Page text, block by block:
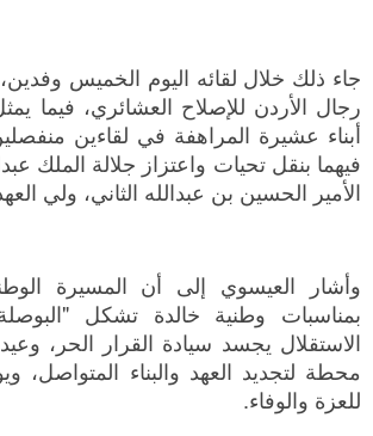
جاء ذلك خلال لقائه اليوم الخميس
رجال الأردن للإصلاح العشائري، فيما
أبناء عشيرة المراهفة في لقاءين
فيهما بنقل تحيات واعتزاز جلالة الملك
الأمير الحسين بن عبدالله الثاني، ولي
وأشار العيسوي إلى أن المسيرة
بمناسبات وطنية خالدة تشكل
الاستقلال يجسد سيادة القرار الحر،
محطة لتجديد العهد والبناء المتواصل،
للعزة والوفاء.